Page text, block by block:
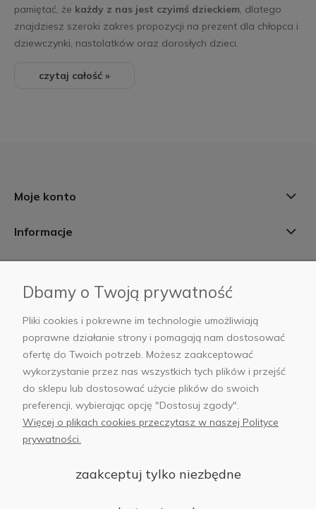
pamiętać, że każdy z nas jest czyimś dzieckiem, dlatego
znajdziesz szeroki zakres propozycji na prezent dla chłopca i
dziewczynki, nastolatków oraz dorosłych dzieci.
czytaj całość »
Moje konto
Informacje
AB Foto
sklep@abfoto.pl
+48 797 971 275
© 2025 Wszelkie prawa zastrzeżone. Serwis własnością:
Dbamy o Twoją prywatność
Pliki cookies i pokrewne im technologie umożliwiają
poprawne działanie strony i pomagają nam dostosować
ofertę do Twoich potrzeb. Możesz zaakceptować
wykorzystanie przez nas wszystkich tych plików i przejść
do sklepu lub dostosować użycie plików do swoich
preferencji, wybierając opcję "Dostosuj zgody".
Więcej o plikach cookies przeczytasz w naszej Polityce
prywatności.
zaakceptuj tylko niezbędne